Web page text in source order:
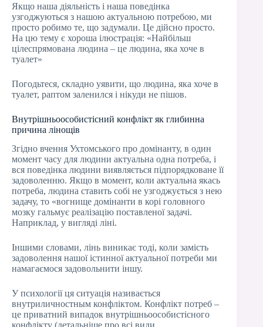
Якщо наша діяльність і наша поведінка
узгоджуються з нашою актуальною потребою, ми
просто робимо те, що задумали. Це дійсно просто.
На цю тему є хороша ілюстрація: «Найбільш
цілеспрямована людина – це людина, яка хоче в
туалет»
Погодьтеся, складно уявити, що людина, яка хоче в
туалет, раптом заленился і нікуди не пішов.
Внутрішньоособистісний конфлікт як глибинна
причина лінощів
Згідно вчення Ухтомського про домінанту, в один
момент часу для людини актуальна одна потреба, і
вся поведінка людини виявляється підпорядковане її
задоволенню. Якщо в момент, коли актуальна якась
потреба, людина ставить собі не узгоджується з нею
задачу, то «вогнище домінанти в корі головного
мозку гальмує реалізацію поставленої задачі.
Наприклад, у вигляді ліні.
Іншими словами, лінь виникає тоді, коли замість
задоволення нашої істинної актуальної потреби ми
намагаємося задовольнити іншу.
У психології ця ситуація називається
внутриличностным конфліктом. Конфлікт потреб –
це приватний випадок внутрішньоособистісного